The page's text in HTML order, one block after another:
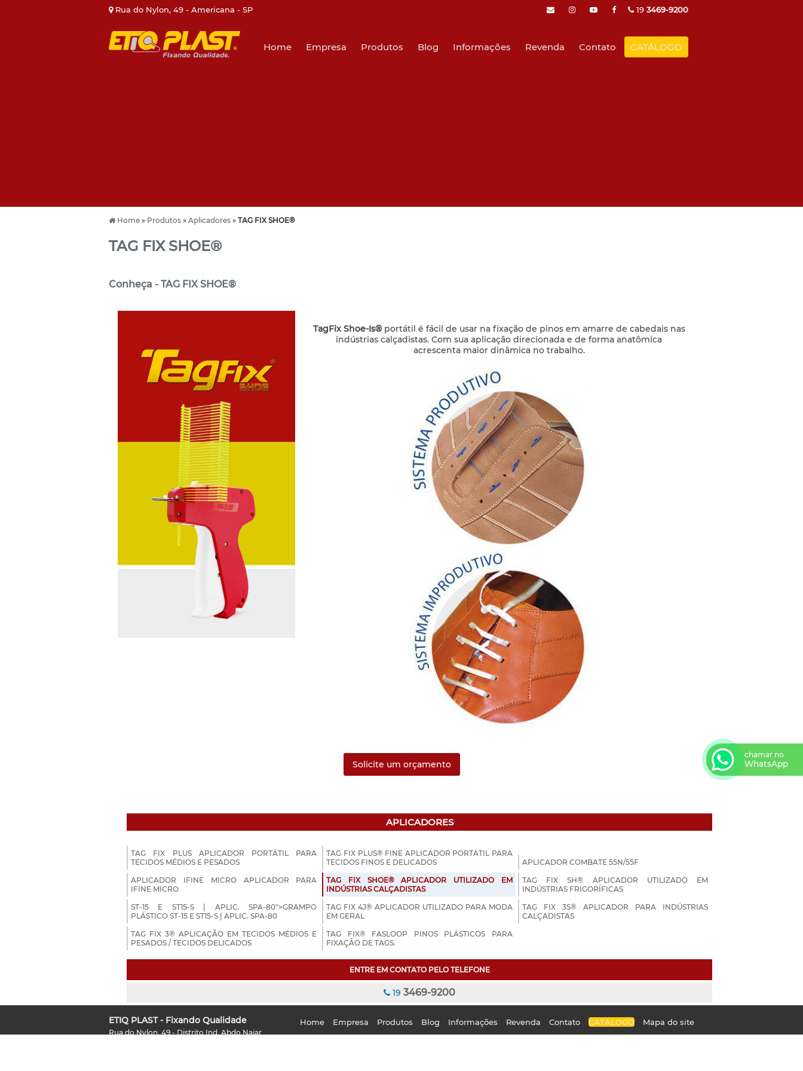
Rua do Nylon, 49 - Americana - SP 19 3469-9200
Home Empresa Produtos Blog Informações Revenda Contato CATÁLOGO
Home » Produtos » Aplicadores » TAG FIX SHOE®
TAG FIX SHOE®
Conheça - TAG FIX SHOE®
TagFix Shoe-Is®portátil é fácil de usar na fixação de pinos em amarre de cabedais nas
indústrias calçadistas. Com sua aplicação direcionada e de forma anatômica
acrescenta maior dinâmica no trabalho.
Solicite um orçamento
APLICADORES
TAG FIX PLUS APLICADOR PORTÁTIL PARA
TECIDOS MÉDIOS E PESADOS
TAG FIX PLUS® FINE APLICADOR PORTÁTIL PARA
TECIDOS FINOS E DELICADOS
APLICADOR COMBATE 55N/55F
APLICADOR IFINE MICRO APLICADOR PARA
IFINE MICRO
TAG FIX SHOE® APLICADOR UTILIZADO EM
INDÚSTRIAS CALÇADISTAS
TAG FIX SH® APLICADOR UTILIZADO EM
INDÚSTRIAS FRIGORÍFICAS
ST-15 E ST15-S | APLIC. SPA-80">GRAMPO
PLÁSTICO ST-15 E ST15-S | APLIC. SPA-80
TAG FIX 4J® APLICADOR UTILIZADO PARA MODA
EM GERAL
TAG FIX 3S® APLICADOR PARA INDÚSTRIAS
CALÇADISTAS
TAG FIX 3® APLICAÇÃO EM TECIDOS MÉDIOS E
PESADOS / TECIDOS DELICADOS
TAG FIX® FASLOOP PINOS PLÁSTICOS PARA
FIXAÇÃO DE TAGS.
ENTRE EM CONTATO PELO TELEFONE
19 3469-9200
ETIQ PLAST - Fixando Qualidade
Rua do Nylon, 49 - Distrito Ind. Abdo Najar
Home Empresa Produtos Blog Informações Revenda Contato CATÁLOGO Mapa do site
chamar no
WhatsApp